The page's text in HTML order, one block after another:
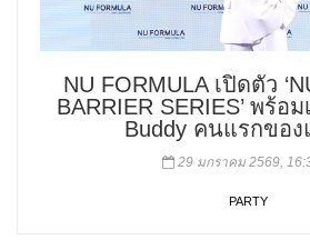
NU FORMULA เปิดตัว
BARRIER SERIES’ พร้อ
Buddy คนแรกขอ
29 มกราคม 2569,
PARTY